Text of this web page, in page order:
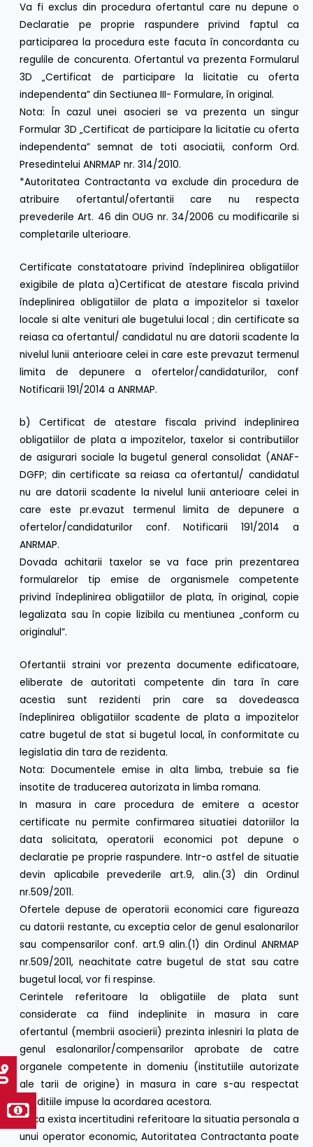
Va fi exclus din procedura ofertantul care nu depune o
Declaratie pe proprie raspundere privind faptul ca
participarea la procedura este facuta în concordanta cu
regulile de concurenta. Ofertantul va prezenta Formularul
3D „Certificat de participare la licitatie cu oferta
independenta” din Sectiunea III- Formulare, în original.
Nota: În cazul unei asocieri se va prezenta un singur
Formular 3D „Certificat de participare la licitatie cu oferta
independenta” semnat de toti asociatii, conform Ord.
Presedintelui ANRMAP nr. 314/2010.
*Autoritatea Contractanta va exclude din procedura de
atribuire ofertantul/ofertantii care nu respecta
prevederile Art. 46 din OUG nr. 34/2006 cu modificarile si
completarile ulterioare.
Certificate constatatoare privind îndeplinirea obligatiilor
exigibile de plata a)Certificat de atestare fiscala privind
îndeplinirea obligatiilor de plata a impozitelor si taxelor
locale si alte venituri ale bugetului local ; din certificate sa
reiasa ca ofertantul/ candidatul nu are datorii scadente la
nivelul lunii anterioare celei in care este prevazut termenul
limita de depunere a ofertelor/candidaturilor, conf
Notificarii 191/2014 a ANRMAP.
b) Certificat de atestare fiscala privind indeplinirea
obligatiilor de plata a impozitelor, taxelor si contributiilor
de asigurari sociale la bugetul general consolidat (ANAF-
DGFP; din certificate sa reiasa ca ofertantul/ candidatul
nu are datorii scadente la nivelul lunii anterioare celei in
care este pr.evazut termenul limita de depunere a
ofertelor/candidaturilor conf. Notificarii 191/2014 a
ANRMAP.
Dovada achitarii taxelor se va face prin prezentarea
formularelor tip emise de organismele competente
privind îndeplinirea obligatiilor de plata, în original, copie
legalizata sau în copie lizibila cu mentiunea „conform cu
originalul”.
Ofertantii straini vor prezenta documente edificatoare,
eliberate de autoritati competente din tara în care
acestia sunt rezidenti prin care sa dovedeasca
îndeplinirea obligatiilor scadente de plata a impozitelor
catre bugetul de stat si bugetul local, în conformitate cu
legislatia din tara de rezidenta.
Nota: Documentele emise in alta limba, trebuie sa fie
insotite de traducerea autorizata in limba romana.
In masura in care procedura de emitere a acestor
certificate nu permite confirmarea situatiei datoriilor la
data solicitata, operatorii economici pot depune o
declaratie pe proprie raspundere. Intr-o astfel de situatie
devin aplicabile prevederile art.9, alin.(3) din Ordinul
nr.509/2011.
Ofertele depuse de operatorii economici care figureaza
cu datorii restante, cu exceptia celor de genul esalonarilor
sau compensarilor conf. art.9 alin.(1) din Ordinul ANRMAP
nr.509/2011, neachitate catre bugetul de stat sau catre
bugetul local, vor fi respinse.
Cerintele referitoare la obligatiile de plata sunt
considerate ca fiind indeplinite in masura in care
ofertantul (membrii asocierii) prezinta inlesniri la plata de
genul esalonarilor/compensarilor aprobate de catre
organele competente in domeniu (institutiile autorizate
ale tarii de origine) in masura in care s-au respectat
conditiile impuse la acordarea acestora.
Daca exista incertitudini referitoare la situatia personala a
unui operator economic, Autoritatea Contractanta poate